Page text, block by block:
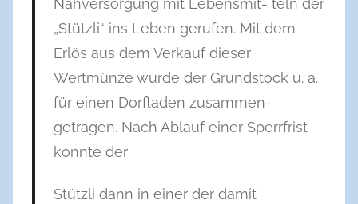
„Stützli“ ins Leben gerufen. Mit dem
Erlös aus dem Verkauf dieser
Wertmünze wurde der Grundstock u. a.
für einen Dorfladen zusammen-
getragen. Nach Ablauf einer Sperrfrist
konnte der
Stützli dann in einer der damit